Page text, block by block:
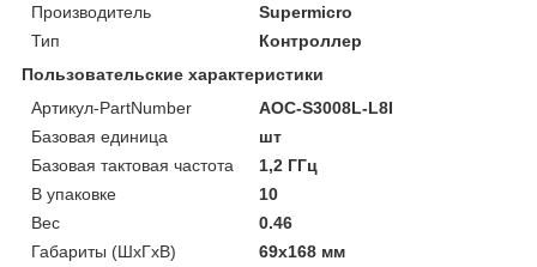
Производитель
Supermicro
Тип
Контроллер
Пользовательские характеристики
Артикул-PartNumber
AOC-S3008L-L8I
Базовая единица
шт
Базовая тактовая частота
1,2 ГГц
В упаковке
10
Вес
0.46
Габариты (ШхГхВ)
69х168 мм